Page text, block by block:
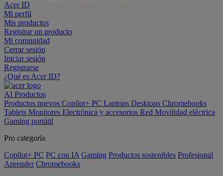
Acer ID
Mi perfil
Mis productos
Registrar un producto
Mi comunidad
Cerrar sesión
Iniciar sesión
Registrarse
¿Qué es Acer ID?
AI Productos
Productos nuevos Copilot+ PC Laptops Desktops Chromebooks
Tablets Monitores Electrónica y accesorios Red Movilidad eléctrica
Gaming portátil
Pro categoría
Copilot+ PC PC con IA Gaming Productos sostenibles Profesional
Aprender Chromebooks